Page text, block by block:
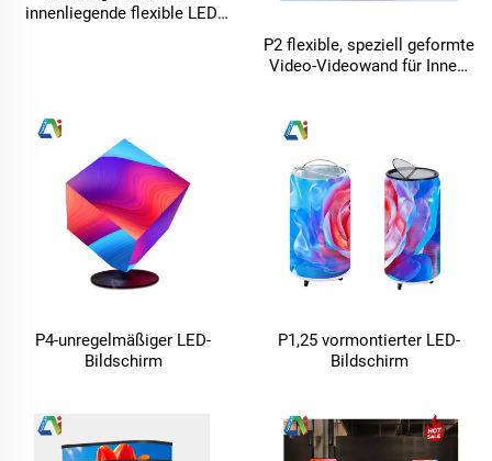
innenliegende flexible LED-
P2 flexible, speziell geformte
Video-Videowand für Innen-
P4-unregelmäßiger LED-
Bildschirm
P1,25 vormontierter LED-
Bildschirm